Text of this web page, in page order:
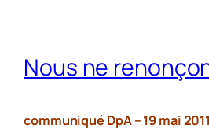
Nous ne
communiqué DpA – 19 mai 2011